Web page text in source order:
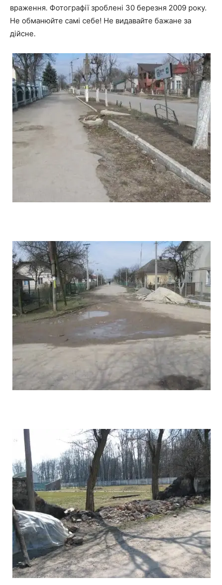
враження. Фотографії зроблені 30 березня 2009 року.
Не обманюйте самі себе! Не видавайте бажане за
дійсне.